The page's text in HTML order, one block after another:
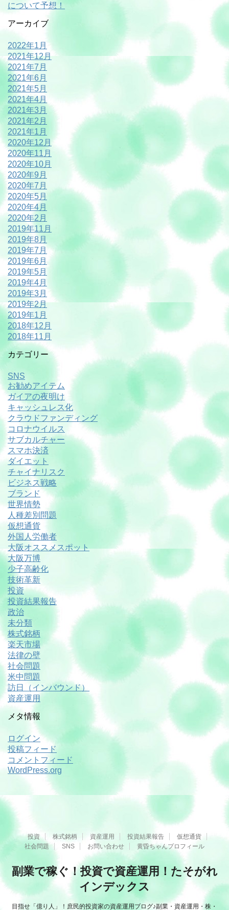
について予想！
アーカイブ
2022年1月
2021年12月
2021年7月
2021年6月
2021年5月
2021年4月
2021年3月
2021年2月
2021年1月
2020年12月
2020年11月
2020年10月
2020年9月
2020年7月
2020年5月
2020年4月
2020年2月
2019年11月
2019年8月
2019年7月
2019年6月
2019年5月
2019年4月
2019年3月
2019年2月
2019年1月
2018年12月
2018年11月
カテゴリー
SNS
お勧めアイテム
ガイアの夜明け
キャッシュレス化
クラウドファンディング
コロナウイルス
サブカルチャー
スマホ決済
ダイエット
チャイナリスク
ビジネス戦略
ブランド
世界情勢
人種差別問題
仮想通貨
外国人労働者
大阪オススメスポット
大阪万博
少子高齢化
技術革新
投資
投資結果報告
政治
未分類
株式銘柄
楽天市場
法律の壁
社会問題
米中問題
訪日（インバウンド）
資産運用
メタ情報
ログイン
投稿フィード
コメントフィード
WordPress.org
投資 株式銘柄 資産運用 投資結果報告
仮想通貨
社会問題
SNS お問い合わせ 黄昏ちゃんプロフィール
副業で稼ぐ！投資で資産運用！たそがれ
インデックス
目指せ「億り人」！庶民的投資家の資産運用ブログ♪副業・資産運用・株・